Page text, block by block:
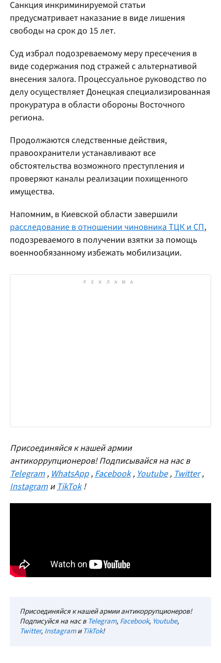
Санкция инкриминируемой статьи
предусматривает наказание в виде лишения
свободы на срок до 15 лет.
Суд избрал подозреваемому меру пресечения в
виде содержания под стражей с альтернативой
внесения залога. Процессуальное руководство по
делу осуществляет Донецкая специализированная
прокуратура в области обороны Восточного
региона.
Продолжаются следственные действия,
правоохранители устанавливают все
обстоятельства возможного преступления и
проверяют каналы реализации похищенного
имущества.
Напомним, в Киевской области завершили
расследование в отношении чиновника ТЦК и СП,
подозреваемого в получении взятки за помощь
военнообязанному избежать мобилизации.
Присоединяйся к нашей армии
антикоррупционеров! Подписывайся на нас в
Telegram ,WhatsApp ,Facebook ,Youtube ,Twitter ,
Instagram иTikTok !
Присоединяйся к нашей армии антикоррупционеров!
Подписуйся на нас в Telegram, Facebook, Youtube,
Twitter, InstagramиTikTok!